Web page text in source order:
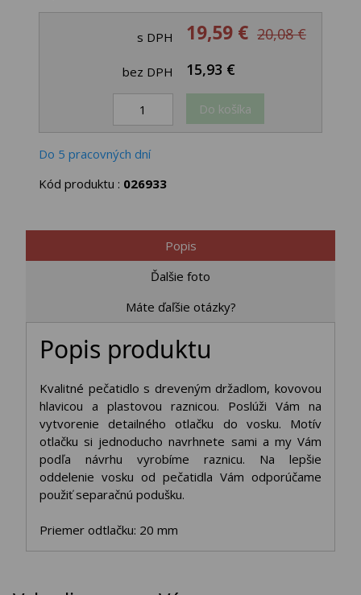
s DPH 19,59 € 20,08 €
bez DPH 15,93 €
Do košíka
Do 5 pracovných dní
Kód produktu : 026933
Popis
Ďalšie foto
Máte ďaľšie otázky?
Popis produktu
Kvalitné pečatidlo s dreveným držadlom, kovovou
hlavicou a plastovou raznicou. Poslúži Vám na
vytvorenie detailného otlačku do vosku. Motív
otlačku si jednoducho navrhnete sami a my Vám
podľa návrhu vyrobíme raznicu. Na lepšie
oddelenie vosku od pečatidla Vám odporúčame
použiť separačnú podušku.
Priemer odtlačku: 20 mm